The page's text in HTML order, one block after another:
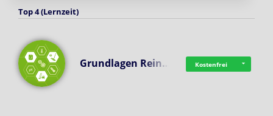
Top 4 (Lernzeit)
Grundlagen Rein… Kostenfrei